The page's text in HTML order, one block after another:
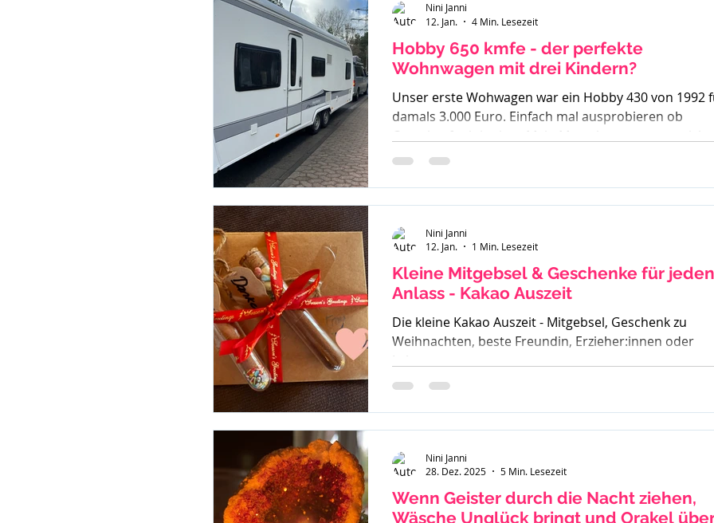
Hobby 650 kmfe - der perfekte
Wohnwagen mit drei Kindern?
Unser erste Wohwagen war ein Hobby 430 von 1992
damals 3.000 Euro. Einfach mal ausprobieren ob
Camping funktioniert. Mein Mann kannte es gar nicht,
ich bin mit Wohnwagen und Wohnmobilen groß
Baujahr 2012 Als unser großer Sohn geboren wurde
sind wir auch noch mit diesem 30 Jahre alten Hobby
und haben schnell gemerkt - der ist zu klein. Also
wir uns einen Fendt 470 gekauft. Solide, gut verarbeitet
und passend für
Nini Janni
12. Jan.
4 Min. Lesezeit
Kleine Mitgebsel & Geschenke für jeden
Anlass - Kakao Auszeit
Die kleine Kakao Auszeit - Mitgebsel, Geschenk zu
Weihnachten, beste Freundin, Erzieher:innen oder
Lehrer.
Nini Janni
12. Jan.
1 Min. Lesezeit
Wenn Geister durch die Nacht ziehen,
Wäsche Unglück bringt und Orakel
Nini Janni
28. Dez. 2025
5 Min. Lesezeit